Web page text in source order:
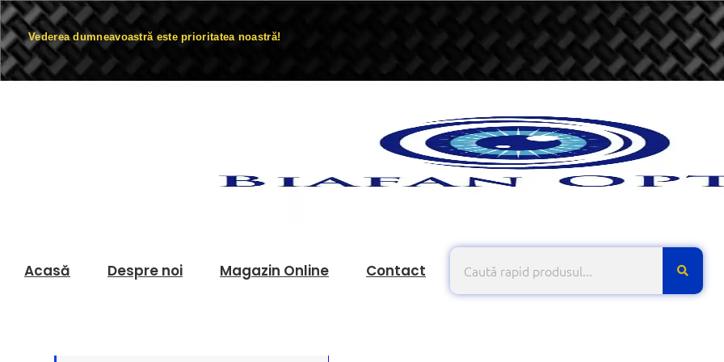
Vederea dumneavoastră este prioritatea noastră!
Acasă Despre noi Magazin Online Contact